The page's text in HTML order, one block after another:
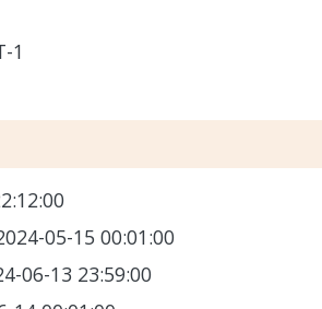
1
05-15 00:01:00
06-13 23:59:00